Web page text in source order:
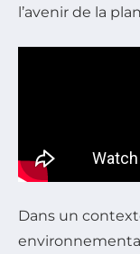
l’avenir de la
Dans un